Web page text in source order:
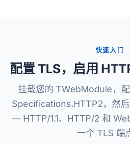
快速入门
配置 TLS，启用
挂载您的 TWebModule，
Specifications.HTTP2，然
— HTTP/1.1、HTTP/2 和
一个 TLS 端